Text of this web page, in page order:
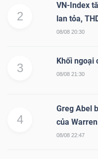
2
VN-Index
lan tỏa,
08/08 20:30
3
Khối ngoại
08/08 21:30
4
Greg Abel
của
08/08 22:47